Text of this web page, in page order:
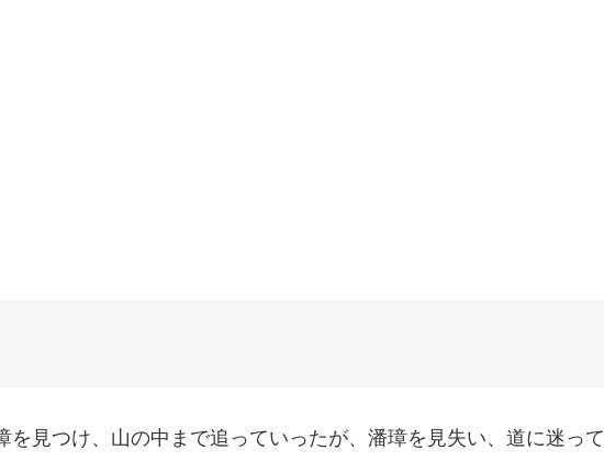
見つけ、山の中まで追っていったが、潘璋を見失い、道に迷って